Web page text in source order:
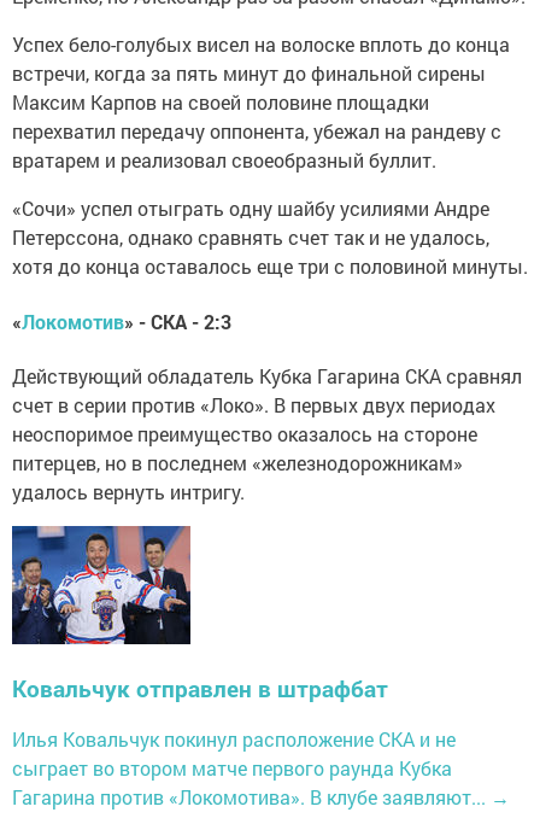
Успех бело-голубых висел на волоске вплоть до конца
встречи, когда за пять минут до финальной сирены
Максим Карпов на своей половине площадки
перехватил передачу оппонента, убежал на рандеву с
вратарем и реализовал своеобразный буллит.
«Сочи» успел отыграть одну шайбу усилиями Андре
Петерссона, однако сравнять счет так и не удалось,
хотя до конца оставалось еще три с половиной минуты.
«Локомотив» - СКА - 2:3
Действующий обладатель Кубка Гагарина СКА сравнял
счет в серии против «Локо». В первых двух периодах
неоспоримое преимущество оказалось на стороне
питерцев, но в последнем «железнодорожникам»
удалось вернуть интригу.
Ковальчук отправлен в штрафбат
Илья Ковальчук покинул расположение СКА и не
сыграет во втором матче первого раунда Кубка
Гагарина против «Локомотива». В клубе заявляют... →